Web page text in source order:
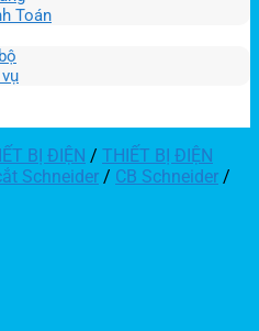
Toán
BỊ ĐIỆN / THIẾT BỊ ĐIỆN
Schneider / CB Schneider /